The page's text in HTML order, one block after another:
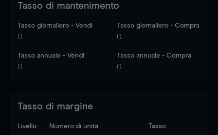
Tasso di mantenimento
Tasso giornaliero - Vendi
0
Tasso giornaliero - Compra
0
Tasso annuale - Vendi
0
Tasso annuale - Compra
0
Tasso di margine
Livello Numero di unità Tasso